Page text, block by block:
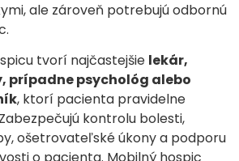
ale zároveň potrebujú odbornú
tvorí najčastejšie lekár,
prípadne psychológ alebo
, ktorí pacienta pravidelne
kontrolu bolesti,
ošetrovateľské úkony a podporu